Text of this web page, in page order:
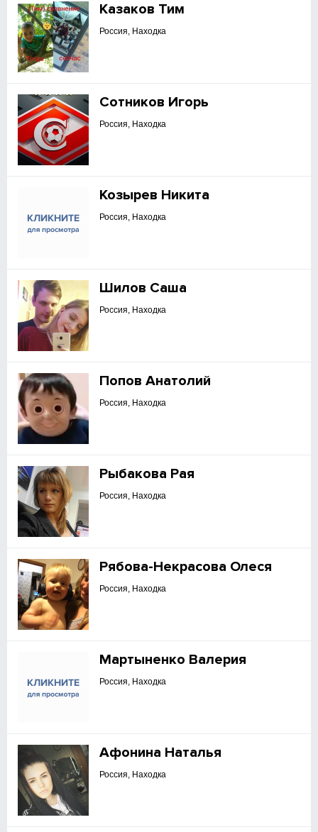
Казаков Тим
Россия, Находка
Сотников Игорь
Россия, Находка
Козырев Никита
Россия, Находка
Шилов Саша
Россия, Находка
Попов Анатолий
Россия, Находка
Рыбакова Рая
Россия, Находка
Рябова-Некрасова Олеся
Россия, Находка
Мартыненко Валерия
Россия, Находка
Афонина Наталья
Россия, Находка